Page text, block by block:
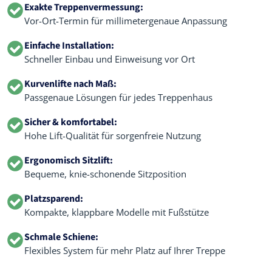
Exakte Treppenvermessung:
Vor-Ort-Termin für millimetergenaue Anpassung
Einfache Installation:
Schneller Einbau und Einweisung vor Ort
Kurvenlifte nach Maß:
Passgenaue Lösungen für jedes Treppenhaus
Sicher & komfortabel:
Hohe Lift-Qualität für sorgenfreie Nutzung
Ergonomisch Sitzlift:
Bequeme, knie-schonende Sitzposition
Platzsparend:
Kompakte, klappbare Modelle mit Fußstütze
Schmale Schiene:
Flexibles System für mehr Platz auf Ihrer Treppe